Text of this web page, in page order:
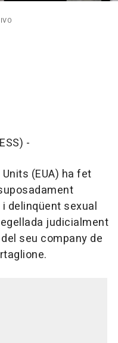
-
(EUA) ha fet
delinqüent sexual
judicialment
seu company de